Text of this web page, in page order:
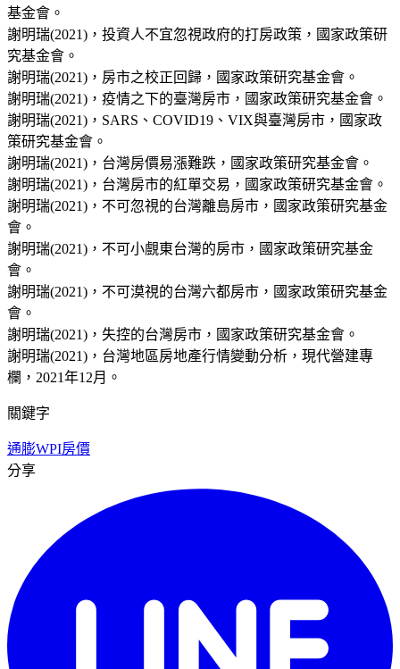
基金會。
謝明瑞(2021)，投資人不宜忽視政府的打房政策，國家政策研
究基金會。
謝明瑞(2021)，房市之校正回歸，國家政策研究基金會。
謝明瑞(2021)，疫情之下的臺灣房市，國家政策研究基金會。
謝明瑞(2021)，SARS、COVID19、VIX與臺灣房市，國家政
策研究基金會。
謝明瑞(2021)，台灣房價易漲難跌，國家政策研究基金會。
謝明瑞(2021)，台灣房市的紅單交易，國家政策研究基金會。
謝明瑞(2021)，不可忽視的台灣離島房市，國家政策研究基金
會。
謝明瑞(2021)，不可小覻東台灣的房市，國家政策研究基金
會。
謝明瑞(2021)，不可漠視的台灣六都房市，國家政策研究基金
會。
謝明瑞(2021)，失控的台灣房市，國家政策研究基金會。
謝明瑞(2021)，台灣地區房地產行情變動分析，現代營建專
欄，2021年12月。
關鍵字
通膨WPI房價
分享